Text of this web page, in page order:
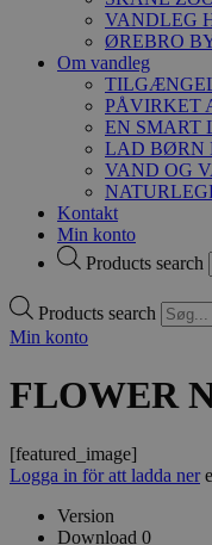
VANDLEG
ØREBRO
Om vandleg
PÅVIRKET
EN SMART
LAD BØRN
VAND OG
Kontakt
Min konto
Products search
Products search
Min konto
FLOWER
[featured_image]
Logga in för att ladda ner
Version
Download 0